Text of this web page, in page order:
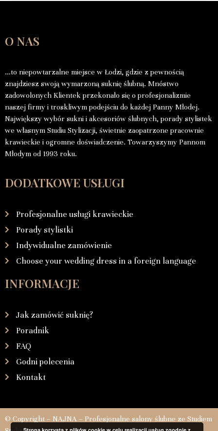
O NAS
…to niepowtarzalne miejsce w Łodzi, gdzie z pewnością
znajdziesz swoją wymarzoną suknię ślubną. Mnóstwo
zadowolonych Klientek przekonało się o profesjonalizmie
naszej firmy i troskliwym podejściu do każdej Panny Młodej.
Największy wybór sukni i akcesoriów ślubnych, porady stylistek
we własnym Studiu Stylizacji, świetnie zaopatrzone pracownie
krawieckie i ogromne doświadczenie. Towarzyszymy Pannom
Młodym od 1993 roku.
DODATKOWE USŁUGI
Profesjonalne usługi krawieckie
Porady stylistki
Indywidualne zamówienie
Choose your wedding dress in a foreign language
INFORMACJE
Jak zamówić suknię?
Poradnik
FAQ
Godni polecenia
Kontakt
© Copyright – NAJNA – Profesjonalne salony ślubne ze Studiem